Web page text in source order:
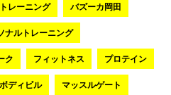
トレーニング バズーカ岡田
ナルトレーニング
ク フィットネス プロテイン
ボディビル マッスルゲート